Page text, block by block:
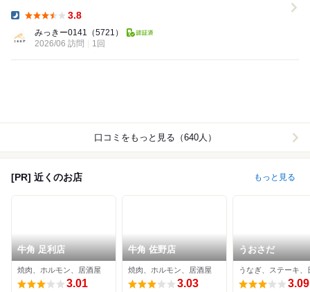
3.8
みっきー0141 （5721）
2026/06 訪問
1回
口コミをもっと見る（640人）
[PR] 近くのお店 もっと見る
牛角 足利店
焼肉、ホルモン、居酒屋
3.01
牛角 佐野店
焼肉、ホルモン、居酒屋
3.03
うおさだ
3.09